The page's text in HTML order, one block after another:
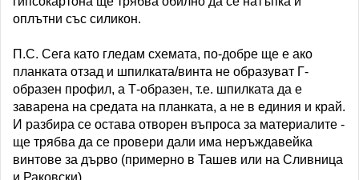
оплътни със силикон.
П.С. Сега като гледам схемата, по-добре ще е ако
планката отзад и шпилката/винта не образуват Г-
образен профил, а Т-образен, т.е. шпилката да е
заварена на средата на планката, а не в единия и край.
И разбира се остава отворен въпроса за материалите -
ще трябва да се провери дали има неръждавейка
винтове за дърво (примерно в Ташев или на Сливница
и Раковски).